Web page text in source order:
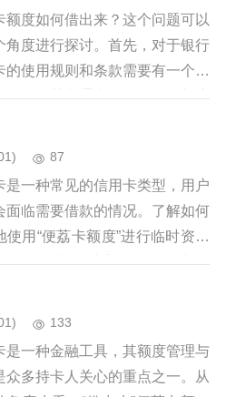
额度如何借出来？这个问题可以
角度进行探讨。首先，对于银行
的使用规则和条款需要有一个清
识。便荔卡通常提供了信用额度
人在一定期限内循环使用，但实
87
是一种常见的信用卡类型，用户
面临需要借款的情况。了解如何
使用“便荔卡额度”进行临时资金
许多持卡人关心的话题。实际
出”卡上的额度并不意味着直接
133
是一种金融工具，其额度管理与
众多持卡人关心的重点之一。从